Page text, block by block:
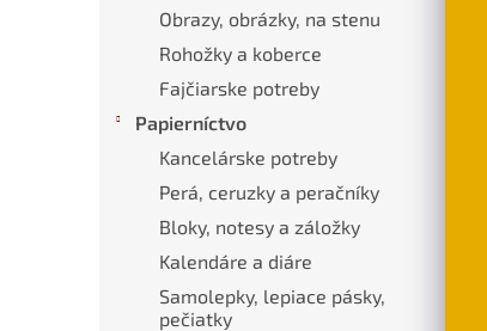
Obrazy, obrázky, na stenu
Rohožky a koberce
Fajčiarske potreby
Papierníctvo
Kancelárske potreby
Perá, ceruzky a peračníky
Bloky, notesy a záložky
Kalendáre a diáre
Samolepky, lepiace pásky,
pečiatky